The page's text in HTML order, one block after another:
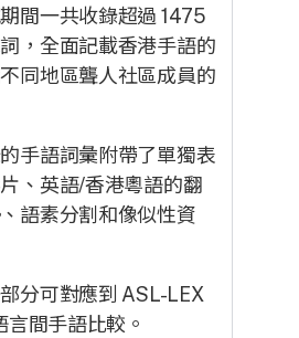
間一共收錄超過 1475
，全面記載香港手語的
同地區聾人社區成員的
手語詞彙附帶了單獨表
、英語/香港粵語的翻
語素分割和像似性資
分可對應到 ASL-LEX
間手語比較。